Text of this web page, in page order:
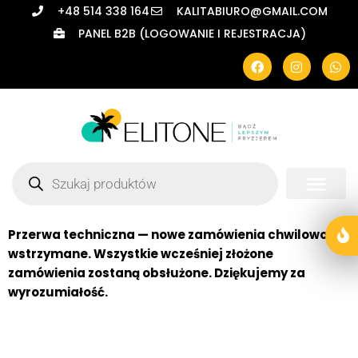
+48 514 338 164
KALITABIURO@GMAIL.COM
PANEL B2B (LOGOWANIE I REJESTRACJA)
Przerwa techniczna — nowe zamówienia chwilowo
wstrzymane. Wszystkie wcześniej złożone
zamówienia zostaną obsłużone. Dziękujemy za
wyrozumiałość.